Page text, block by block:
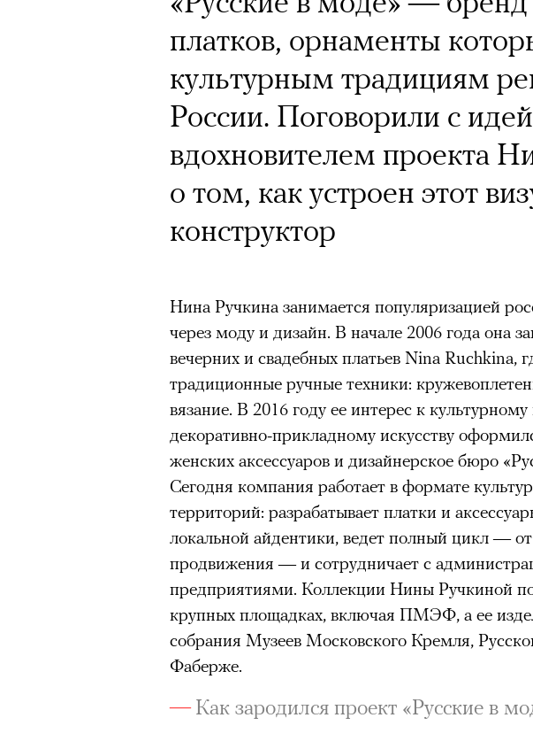
платков, орнаменты
культурным традициям
России. Поговорили с
вдохновителем проекта
о том, как устроен этот
конструктор
Нина Ручкина занимается популяризацией
через моду и дизайн. В начале 2006 года она
вечерних и свадебных платьев Nina Ruchkina,
традиционные ручные техники:
вязание. В 2016 году ее интерес к
декоративно-прикладному искусству
женских аксессуаров и дизайнерское бюро
Сегодня компания работает в формате
территорий: разрабатывает платки и
локальной айдентики, ведет полный цикл —
продвижения — и сотрудничает с
предприятиями. Коллекции Нины Ручкиной
крупных площадках, включая ПМЭФ, а ее
собрания Музеев Московского Кремля,
Фаберже.
Как зародился проект «Русские в
первых показах на
темы
Подписывайтесь на телеграм-канал «РБК
«Бумажный тигр» Джеймса Грэя
«Охота» Уэйна Вапимуквы
Ретроспектива «Красное и черное:
список»
«Зеленые глаза» Фанни Лиатар
Труиля
Фестиваль открылся с намеком на
показом на огромном экране Пьяццы Гранде
камерного французского фильма «Зеленые
Verts) режиссерского дуэта Фанни Лиатар и
Прошлая их кинолента «Гагарин» — отнюдь не
космонавта в мире, а хроника сноса
комплекса на парижской окраине, которому